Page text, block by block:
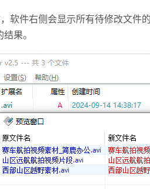
软件右侧会显示所有待修改文件
果。